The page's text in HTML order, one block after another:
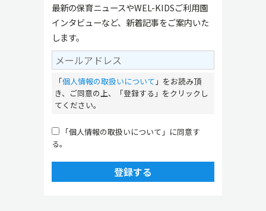
最新の保育ニュースやWEL-KIDSご利用園
インタビューなど、新着記事をご案内いた
します。
「個人情報の取扱いについて 」をお読み頂
き、ご同意の上、「登録する」をクリックし
てください。
「個人情報の取扱いについて」に同意す
る。
登録する